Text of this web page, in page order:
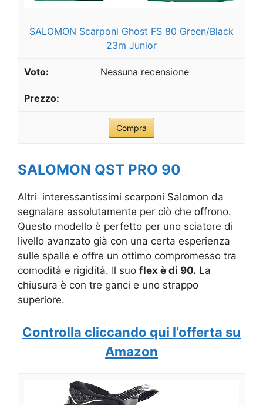
SALOMON Scarponi Ghost FS 80 Green/Black
23m Junior
Nessuna recensione
Compra
SALOMON QST PRO 90
Altri interessantissimi scarponi Salomon da
segnalare assolutamente per ciò che offrono.
Questo modello è perfetto per uno sciatore di
livello avanzato già con una certa esperienza
sulle spalle e offre un ottimo compromesso tra
comodità e rigidità. Il suo flex è di 90. La
chiusura è con tre ganci e uno strappo
superiore.
Controlla cliccando qui l’offerta su
Amazon